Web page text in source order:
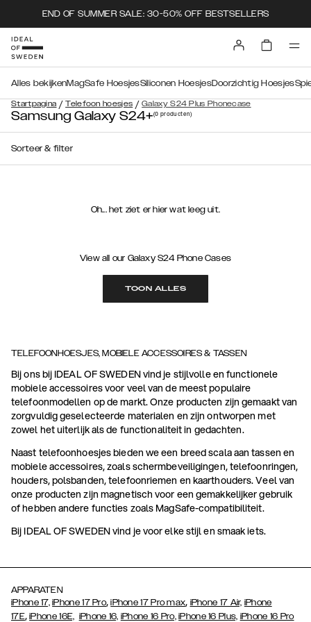
END OF SUMMER SALE: 30-50% OFF BESTSELLERS
Startpagina / Telefoon hoesjes / Galaxy S24 Plus Phonecase
Alles bekijkenMagSafe HoesjesSiliconen HoesjesDoorzichtig Hoesjes
Samsung Galaxy S24+(0 producten)
Sorteer & filter
Oh... het ziet er hier wat leeg uit.
View all our Galaxy S24 Phone Cases
TOON ALLES
TELEFOONHOESJES, MOBIELE ACCESSOIRES & TASSEN
Bij ons bij IDEAL OF SWEDEN vind je stijlvolle en functionele
mobiele accessoires voor veel van de meest populaire
telefoonmodellen op de markt. Onze producten zijn gemaakt van
zorgvuldig geselecteerde materialen en zijn ontworpen met
zowel het uiterlijk als de functionaliteit in gedachten.
Naast telefoonhoesjes bieden we een breed scala aan tassen en
mobiele accessoires, zoals schermbeveiligingen, telefoonringen,
houders, polsbanden, telefoonriemen en kaarthouders. Veel van
onze producten zijn magnetisch voor een gemakkelijker gebruik
of hebben andere functies zoals MagSafe-compatibiliteit.
Bij IDEAL OF SWEDEN vind je voor elke stijl en smaak iets.
APPARATEN
iPhone 17, iPhone 17 Pro,iPhone 17 Pro max, iPhone 17 Air, iPhone
17E,iPhone 16E, iPhone 16, iPhone 16 Pro, iPhone 16 Plus, iPhone 16 Pro